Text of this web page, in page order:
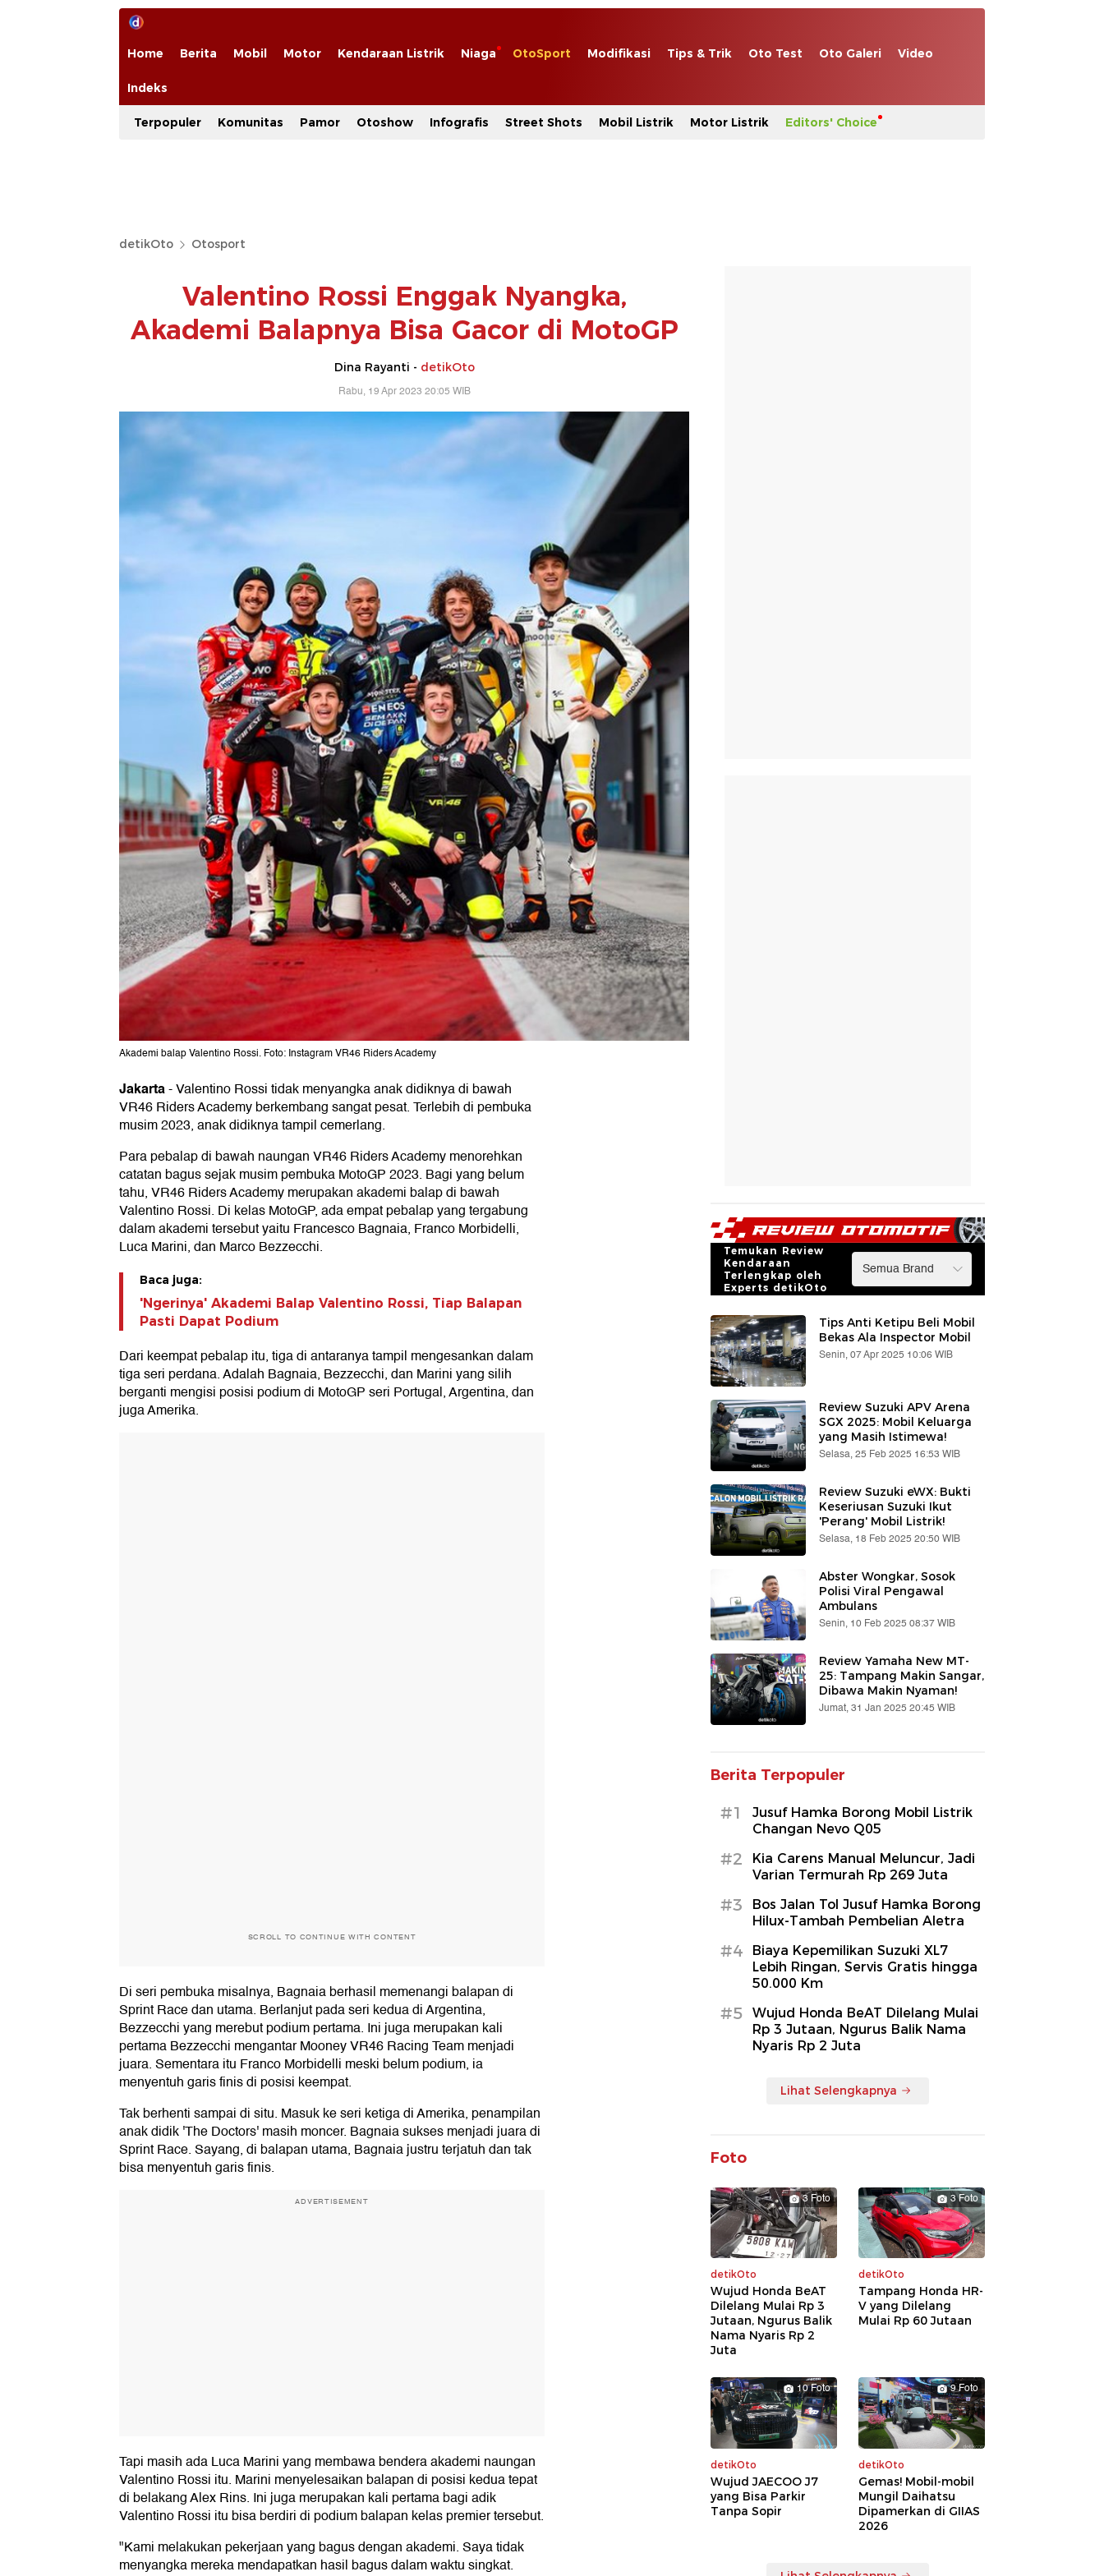
Home Berita Mobil Motor Kendaraan Listrik Niaga OtoSport Modifikasi Tips & Trik Oto Test Oto Galeri Video
Indeks
Terpopuler Komunitas Pamor Otoshow Infografis Street Shots Mobil Listrik Motor Listrik Editors' Choice
detikOto Otosport
Valentino Rossi Enggak Nyangka,
Akademi Balapnya Bisa Gacor di MotoGP
Dina Rayanti - detikOto
Rabu, 19 Apr 2023 20:05 WIB
Akademi balap Valentino Rossi. Foto: Instagram VR46 Riders Academy
Jakarta-Valentino Rossi tidak menyangka anak didiknya di bawah
VR46 Riders Academy berkembang sangat pesat. Terlebih di pembuka
musim 2023, anak didiknya tampil cemerlang.
Para pebalap di bawah naungan VR46 Riders Academy menorehkan
catatan bagus sejak musim pembuka MotoGP 2023. Bagi yang belum
tahu, VR46 Riders Academy merupakan akademi balap di bawah
Valentino Rossi. Di kelas MotoGP, ada empat pebalap yang tergabung
dalam akademi tersebut yaitu Francesco Bagnaia, Franco Morbidelli,
Luca Marini, dan Marco Bezzecchi.
Baca juga:
'Ngerinya' Akademi Balap Valentino Rossi, Tiap Balapan
Pasti Dapat Podium
Dari keempat pebalap itu, tiga di antaranya tampil mengesankan dalam
tiga seri perdana. Adalah Bagnaia, Bezzecchi, dan Marini yang silih
berganti mengisi posisi podium di MotoGP seri Portugal, Argentina, dan
juga Amerika.
SCROLL TO CONTINUE WITH CONTENT
Di seri pembuka misalnya, Bagnaia berhasil memenangi balapan di
Sprint Race dan utama. Berlanjut pada seri kedua di Argentina,
Bezzecchi yang merebut podium pertama. Ini juga merupakan kali
pertama Bezzecchi mengantar Mooney VR46 Racing Team menjadi
juara. Sementara itu Franco Morbidelli meski belum podium, ia
menyentuh garis finis di posisi keempat.
Tak berhenti sampai di situ. Masuk ke seri ketiga di Amerika, penampilan
anak didik 'The Doctors' masih moncer. Bagnaia sukses menjadi juara di
Sprint Race. Sayang, di balapan utama, Bagnaia justru terjatuh dan tak
bisa menyentuh garis finis.
ADVERTISEMENT
Tapi masih ada Luca Marini yang membawa bendera akademi naungan
Valentino Rossi itu. Marini menyelesaikan balapan di posisi kedua tepat
di belakang Alex Rins. Ini juga merupakan kali pertama bagi adik
Valentino Rossi itu bisa berdiri di podium balapan kelas premier tersebut.
"Kami melakukan pekerjaan yang bagus dengan akademi. Saya tidak
menyangka mereka mendapatkan hasil bagus dalam waktu singkat.
Temukan Review
Kendaraan
Terlengkap oleh
Experts detikOto
Tips Anti Ketipu Beli Mobil
Bekas Ala Inspector Mobil
Senin, 07 Apr 2025 10:06 WIB
Review Suzuki APV Arena
SGX 2025: Mobil Keluarga
yang Masih Istimewa!
Selasa, 25 Feb 2025 16:53 WIB
Review Suzuki eWX: Bukti
Keseriusan Suzuki Ikut
'Perang' Mobil Listrik!
Selasa, 18 Feb 2025 20:50 WIB
Abster Wongkar, Sosok
Polisi Viral Pengawal
Ambulans
Senin, 10 Feb 2025 08:37 WIB
Review Yamaha New MT-
25: Tampang Makin Sangar,
Dibawa Makin Nyaman!
Jumat, 31 Jan 2025 20:45 WIB
Berita Terpopuler
#1
Jusuf Hamka Borong Mobil Listrik
Changan Nevo Q05
#2
Kia Carens Manual Meluncur, Jadi
Varian Termurah Rp 269 Juta
#3
Bos Jalan Tol Jusuf Hamka Borong
Hilux-Tambah Pembelian Aletra
#4
Biaya Kepemilikan Suzuki XL7
Lebih Ringan, Servis Gratis hingga
50.000 Km
#5
Wujud Honda BeAT Dilelang Mulai
Rp 3 Jutaan, Ngurus Balik Nama
Nyaris Rp 2 Juta
Lihat Selengkapnya
Foto
3 Foto
detikOto
Wujud Honda BeAT
Dilelang Mulai Rp 3
Jutaan, Ngurus Balik
Nama Nyaris Rp 2
Juta
3 Foto
detikOto
Tampang Honda HR-
V yang Dilelang
Mulai Rp 60 Jutaan
10 Foto
detikOto
Wujud JAECOO J7
yang Bisa Parkir
Tanpa Sopir
9 Foto
detikOto
Gemas! Mobil-mobil
Mungil Daihatsu
Dipamerkan di GIIAS
2026